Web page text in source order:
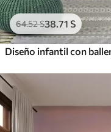
64.52S38.71 S